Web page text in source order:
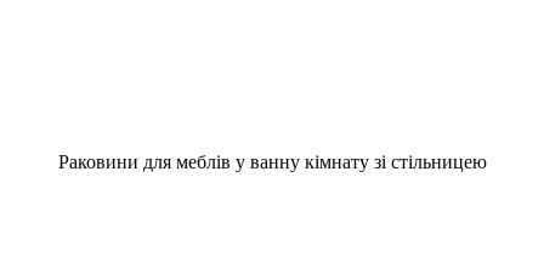
Раковини для меблів у ванну кімнату зі стільницею